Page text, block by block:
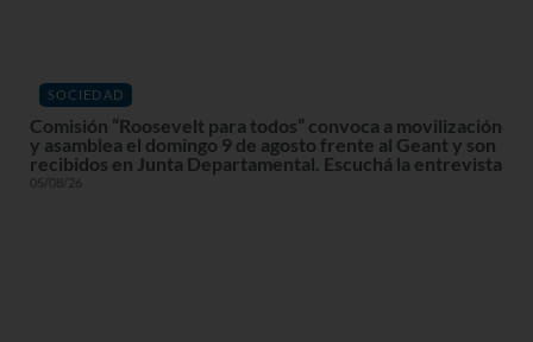
SOCIEDAD
Comisión “Roosevelt para todos” convoca a movilización
y asamblea el domingo 9 de agosto frente al Geant y son
recibidos en Junta Departamental. Escuchá la entrevista
05/08/26